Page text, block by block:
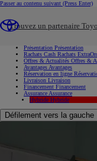
Passer au contenu suivant (Press Enter)
Trouvez un partenaire
Présentation Présentation
Rachats Cash Rachats
Offres & Actualités Offres &
Avantages Avantages
Réservation en ligne
Livraison Livraison
Financement Financement
Assurance Assurance
Hybride Hybride
Défilement vers la gauche